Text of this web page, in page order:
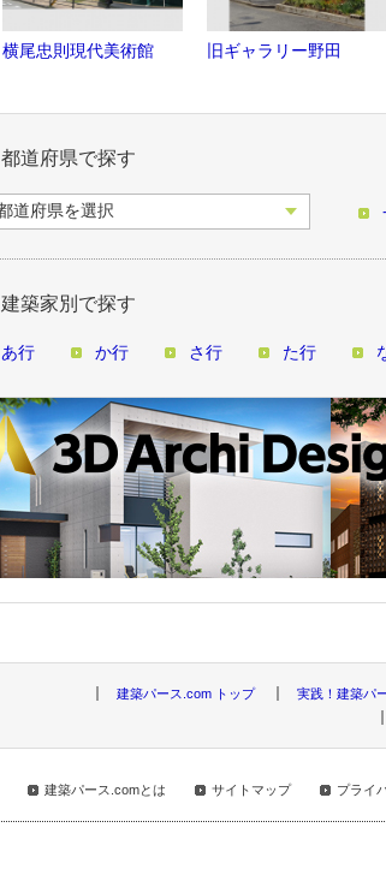
横尾忠則現代美術館 旧ギャラリー野田
都道府県で探す
建築家別で探す
あ行 か行 さ行 た行
建築パース.com トップ 実践！建築パ
建築パース.comとは サイトマップ プライ